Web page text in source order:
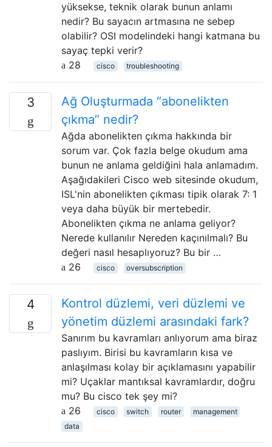
yüksekse, teknik olarak bunun anlamı
nedir? Bu sayacın artmasına ne sebep
olabilir? OSI modelindeki hangi katmana bu
sayaç tepki verir?
28
cisco troubleshooting
3
Ağ Oluşturmada “abonelikten
çıkma” nedir?
Ağda abonelikten çıkma hakkında bir
sorum var. Çok fazla belge okudum ama
bunun ne anlama geldiğini hala anlamadım.
Aşağıdakileri Cisco web sitesinde okudum,
ISL'nin abonelikten çıkması tipik olarak 7: 1
veya daha büyük bir mertebedir.
Abonelikten çıkma ne anlama geliyor?
Nerede kullanılır Nereden kaçınılmalı? Bu
değeri nasıl hesaplıyoruz? Bu bir …
26
cisco oversubscription
4
Kontrol düzlemi, veri düzlemi ve
yönetim düzlemi arasındaki fark?
Sanırım bu kavramları anlıyorum ama biraz
paslıyım. Birisi bu kavramların kısa ve
anlaşılması kolay bir açıklamasını yapabilir
mi? Uçaklar mantıksal kavramlardır, doğru
mu? Bu cisco tek şey mi?
26
cisco switch router
management
data